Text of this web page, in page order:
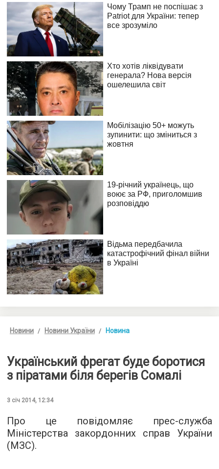
Новини Новини України Новина
Український фрегат буде боротися
з піратами біля берегів Сомалі
3 січ 2014, 12:34
Про це повідомляє прес-служба
Міністерства закордонних справ України
(МЗС).